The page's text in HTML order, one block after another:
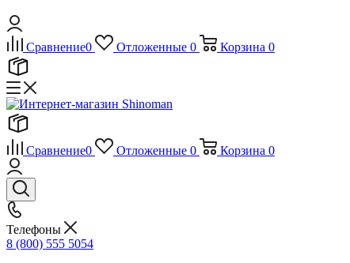
Сравнение0 Отложенные 0 Корзина 0
Сравнение0 Отложенные 0 Корзина 0
Телефоны
8 (800) 555 5054